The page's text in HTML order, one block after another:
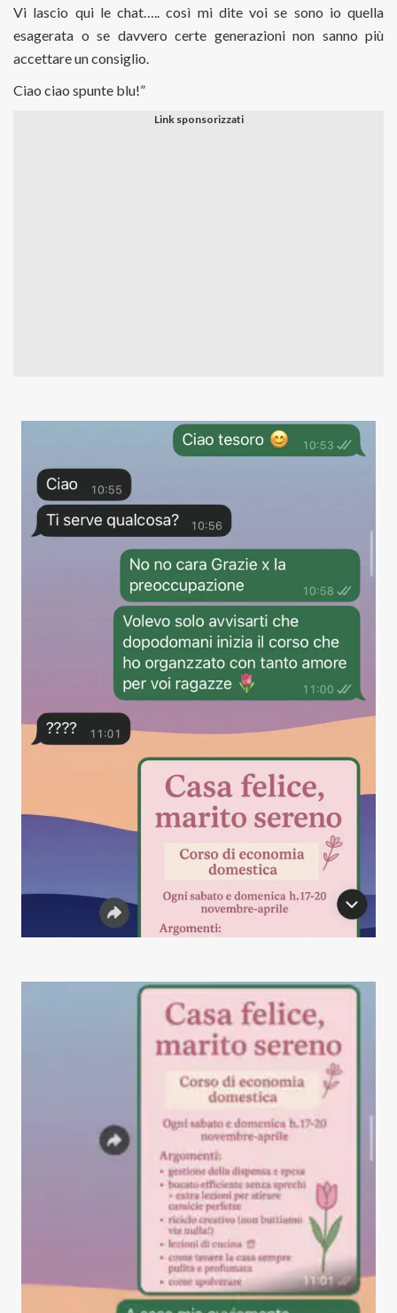
Vi lascio qui le chat….. così mi dite voi se sono io quella
esagerata o se davvero certe generazioni non sanno più
accettare un consiglio.
Ciao ciao spunte blu!”